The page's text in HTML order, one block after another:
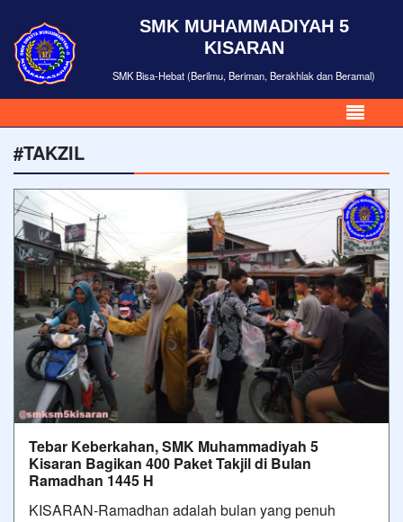
SMK MUHAMMADIYAH 5
KISARAN
SMK Bisa-Hebat (Berilmu, Beriman, Berakhlak dan Beramal)
#TAKZIL
Tebar Keberkahan, SMK Muhammadiyah 5
Kisaran Bagikan 400 Paket Takjil di Bulan
Ramadhan 1445 H
KISARAN-Ramadhan adalah bulan yang penuh